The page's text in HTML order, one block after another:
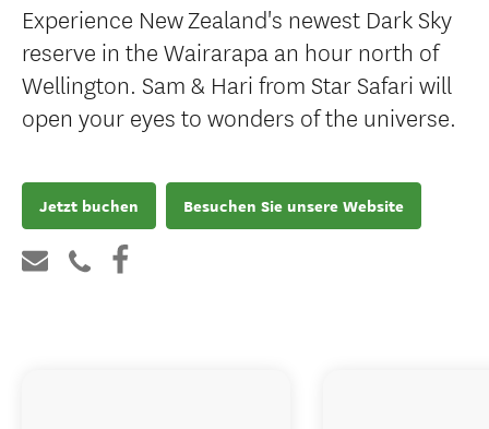
Experience New Zealand's newest Dark Sky
reserve in the Wairarapa an hour north of
Wellington. Sam & Hari from Star Safari will
open your eyes to wonders of the universe.
Jetzt buchen Besuchen Sie unsere Website